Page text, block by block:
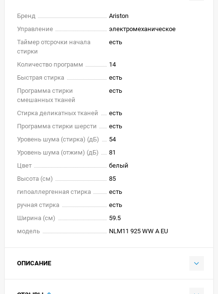
Бренд
Ariston
Управление
электромеханическое
Таймер отсрочки начала
стирки
есть
Количество программ
14
Быстрая стирка
есть
Программа стирки
смешанных тканей
есть
Стирка деликатных тканей
есть
Программа стирки шерсти
есть
Уровень шума (стирка) (дБ)
54
Уровень шума (отжим) (дБ)
81
Цвет
белый
Высота (см)
85
гипоаллергенная стирка
есть
ручная стирка
есть
Ширина (см)
59.5
модель
NLM11 925 WW A EU
ОПИСАНИЕ